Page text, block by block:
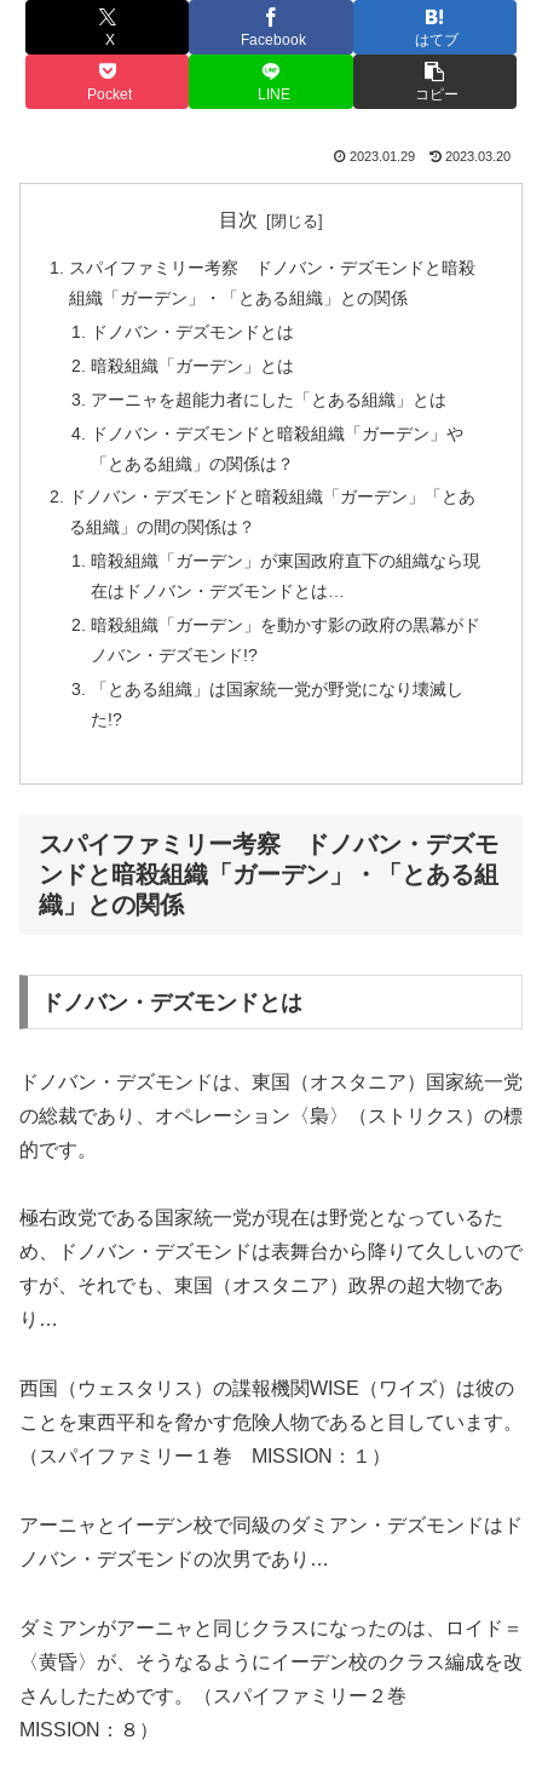
X Facebook はてブ
Pocket LINE コピー
2023.01.29 2023.03.20
目次
スパイファミリー考察 ドノバン・デズモンドと暗殺
組織「ガーデン」・「とある組織」との関係
ドノバン・デズモンドとは
暗殺組織「ガーデン」とは
アーニャを超能力者にした「とある組織」とは
ドノバン・デズモンドと暗殺組織「ガーデン」や
「とある組織」の関係は？
ドノバン・デズモンドと暗殺組織「ガーデン」「とあ
る組織」の間の関係は？
暗殺組織「ガーデン」が東国政府直下の組織なら現
在はドノバン・デズモンドとは…
暗殺組織「ガーデン」を動かす影の政府の黒幕がド
ノバン・デズモンド!?
「とある組織」は国家統一党が野党になり壊滅し
た!?
スパイファミリー考察 ドノバン・デズモ
ンドと暗殺組織「ガーデン」・「とある組
織」との関係
ドノバン・デズモンドとは
ドノバン・デズモンドは、東国（オスタニア）国家統一党
の総裁であり、オペレーション〈梟〉（ストリクス）の標
的です。
極右政党である国家統一党が現在は野党となっているた
め、ドノバン・デズモンドは表舞台から降りて久しいので
すが、それでも、東国（オスタニア）政界の超大物であ
り…
西国（ウェスタリス）の諜報機関WISE（ワイズ）は彼の
ことを東西平和を脅かす危険人物であると目しています。
（スパイファミリー１巻 MISSION：１）
アーニャとイーデン校で同級のダミアン・デズモンドはド
ノバン・デズモンドの次男であり…
ダミアンがアーニャと同じクラスになったのは、ロイド＝
〈黄昏〉が、そうなるようにイーデン校のクラス編成を改
さんしたためです。（スパイファミリー２巻
MISSION：８）